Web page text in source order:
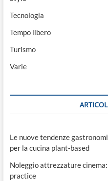
Tecnologia
Tempo libero
Turismo
Varie
Le nuove tendenze
per la cucina plant-based
Noleggio attrezzature
practice